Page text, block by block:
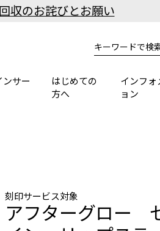
収のお詫びとお願い
ンサー
はじめての
方へ
インフォ
ョン
カ
タ
検
use
on
your
mobile
刻印サービス対象
アフターグロー